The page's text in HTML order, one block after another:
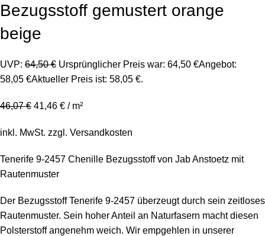
Bezugsstoff gemustert orange
beige
UVP: 64,50€ Ursprünglicher Preis war: 64,50 €Angebot:
58,05 €Aktueller Preis ist: 58,05 €.
46,07€ 41,46 € / m²
inkl. MwSt. zzgl. Versandkosten
Tenerife 9-2457 Chenille Bezugsstoff von Jab Anstoetz mit
Rautenmuster
Der Bezugsstoff Tenerife 9-2457 überzeugt durch sein zeitloses
Rautenmuster. Sein hoher Anteil an Naturfasern macht diesen
Polsterstoff angenehm weich. Wir empgehlen in unserer